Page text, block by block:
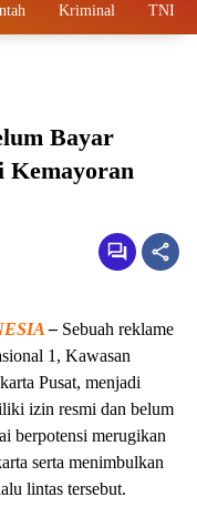
Kriminal TNI –
Bayar
Kemayoran
– Sebuah reklame
1, Kawasan
Pusat, menjadi
izin resmi dan belum
berpotensi merugikan
serta menimbulkan
lintas tersebut.